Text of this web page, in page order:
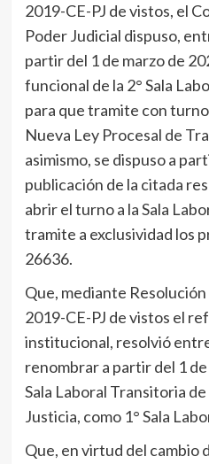
2019-CE-PJ de vistos, el
Poder Judicial dispuso,
partir del 1 de marzo de
funcional de la 2° Sala
para que tramite con
Nueva Ley Procesal de
asimismo, se dispuso a
publicación de la citada
abrir el turno a la Sala
tramite a exclusividad los
26636.
Que, mediante
2019-CE-PJ de vistos el
institucional, resolvió
renombrar a partir del 1
Sala Laboral Transitoria
Justicia, como 1° Sala
Que, en virtud del cambio